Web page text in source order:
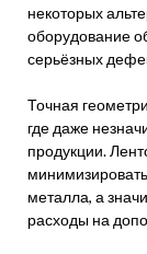
некоторых
оборудование
серьёзных
Точная
где даже
продукции.
металла, а
расходы на